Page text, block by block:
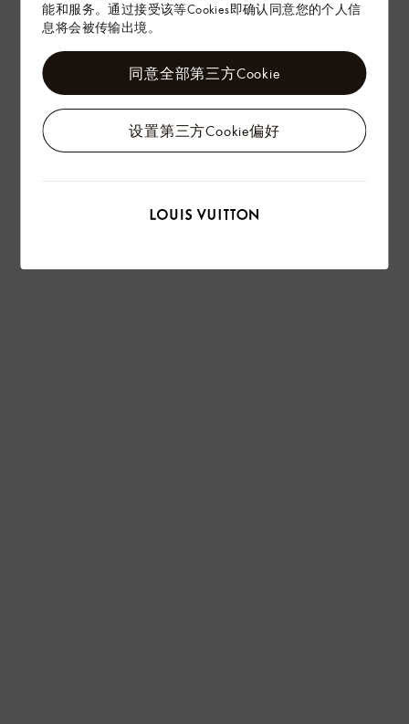
能和服务。通过接受该等Cookies即确认同意您的个人信
息将会被传输出境。
设置第三方Cookie偏好
同意全部第三方Cookie